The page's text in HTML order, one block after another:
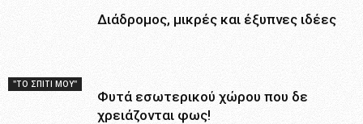
"ΤΟ ΣΠΙΤΙ ΜΟΥ"
Διάδρομος, μικρές και έξυπνες ιδέες
Φυτά εσωτερικού χώρου που δε
χρειάζονται φως!